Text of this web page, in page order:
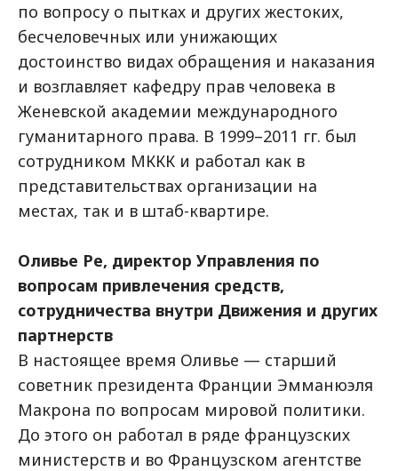
по вопросу о пытках и других жестоких,
бесчеловечных или унижающих
достоинство видах обращения и наказания
и возглавляет кафедру прав человека в
Женевской академии международного
гуманитарного права. В 1999–2011 гг. был
сотрудником МККК и работал как в
представительствах организации на
местах, так и в штаб-квартире.
Оливье Ре, директор Управления по
вопросам привлечения средств,
сотрудничества внутри Движения и других
партнерств
В настоящее время Оливье — старший
советник президента Франции Эмманюэля
Макрона по вопросам мировой политики.
До этого он работал в ряде французских
министерств и во Французском агентстве